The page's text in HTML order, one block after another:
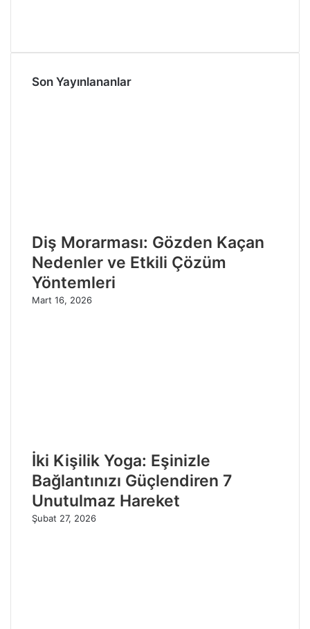
Son Yayınlananlar
Diş Morarması: Gözden Kaçan
Nedenler ve Etkili Çözüm
Yöntemleri
Mart 16, 2026
İki Kişilik Yoga: Eşinizle
Bağlantınızı Güçlendiren 7
Unutulmaz Hareket
Şubat 27, 2026